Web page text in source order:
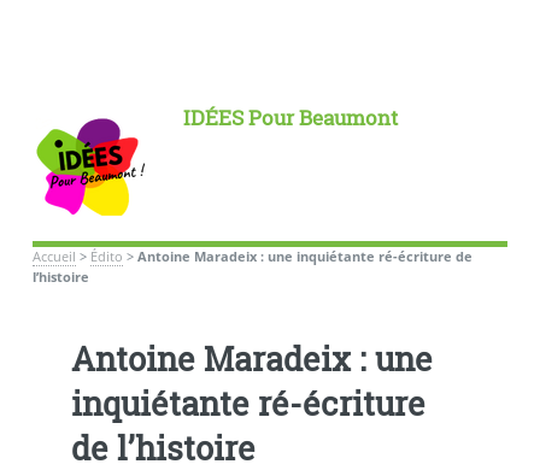
IDÉES Pour Beaumont
Accueil > Édito > Antoine Maradeix : une inquiétante ré-écriture de
l’histoire
Antoine Maradeix : une
inquiétante ré-écriture
de l’histoire